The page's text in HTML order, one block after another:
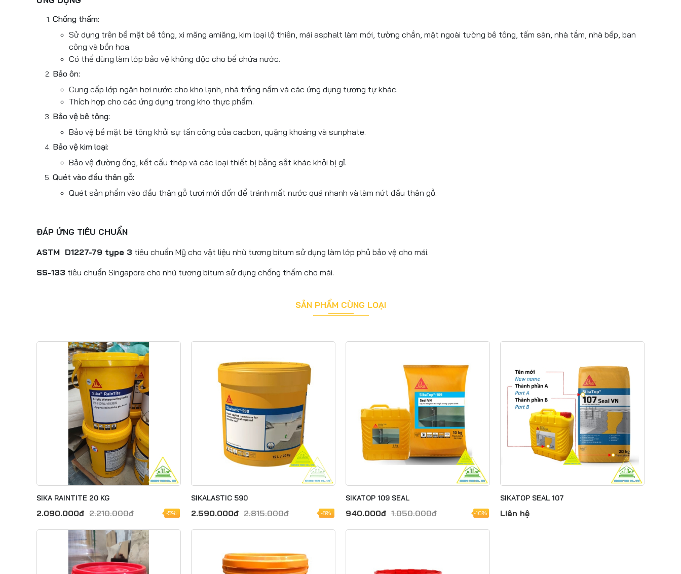
Chống thấm:
Sử dụng trên bề mặt bê tông, xi măng amiăng, kim loại lộ thiên, mái asphalt làm mới, tường chắn, mặt ngoài tường bê tông, tấm sàn, nhà tắm, nhà bếp, ban
công và bồn hoa.
Có thể dùng làm lớp bảo vệ không độc cho bể chứa nước.
Bảo ôn:
Cung cấp lớp ngăn hơi nước cho kho lạnh, nhà trồng nấm và các ứng dụng tương tự khác.
Thích hợp cho các ứng dụng trong kho thực phẩm.
Bảo vệ bê tông:
Bảo vệ bề mặt bê tông khỏi sự tấn công của cacbon, quặng khoáng và sunphate.
Bảo vệ kim loại:
Bảo vệ đường ống, kết cấu thép và các loại thiết bị bằng sắt khác khỏi bị gỉ.
Quét vào đầu thân gỗ:
Quét sản phẩm vào đầu thân gỗ tươi mới đốn để tránh mất nước quá nhanh và làm nứt đầu thân gỗ.
ĐÁP ỨNG TIÊU CHUẨN
ASTM D1227-79 type 3 tiêu chuẩn Mỹ cho vật liệu nhũ tương bitum sử dụng làm lớp phủ bảo vệ cho mái.
SS-133 tiêu chuẩn Singapore cho nhũ tương bitum sử dụng chống thấm cho mái.
SẢN PHẨM CÙNG LOẠI
SIKA RAINTITE 20 KG
2.090.000đ 2.210.000đ -5%
SIKALASTIC 590
2.590.000đ 2.815.000đ -8%
SIKATOP 109 SEAL
940.000đ 1.050.000đ -10%
SIKATOP SEAL 107
Liên hệ
Jul 15, 2025
Top 5 Vật Liệu Chống
Thấm Phổ Biến và Hiệu
Quả Nhất 2025
Chống Thấm Cần Được
Quan Tâm Như Thế Nào?
– Bài Học Từ Những Công